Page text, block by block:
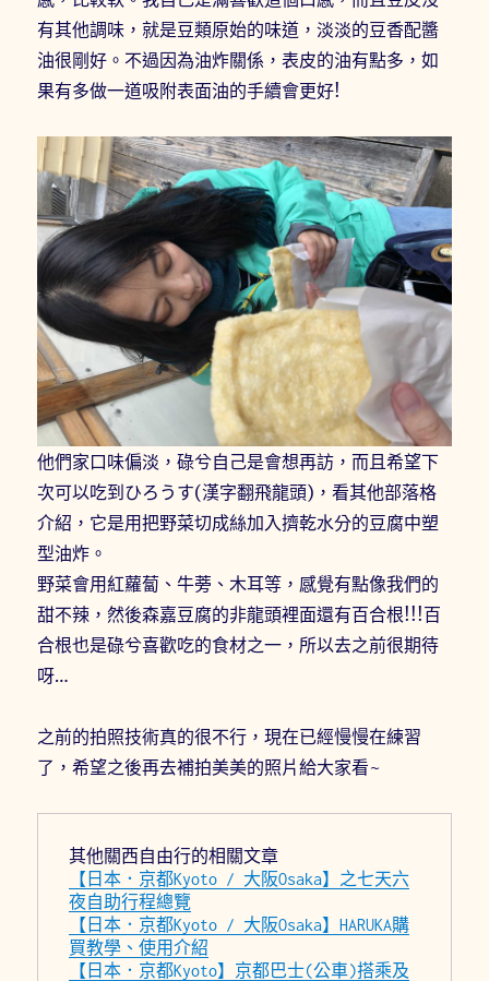
有其他調味，就是豆類原始的味道，淡淡的豆香配醬
油很剛好。不過因為油炸關係，表皮的油有點多，如
果有多做一道吸附表面油的手續會更好!
他們家口味偏淡，碌兮自己是會想再訪，而且希望下
次可以吃到ひろうす(漢字翻飛龍頭)，看其他部落格
介紹，它是用把野菜切成絲加入擠乾水分的豆腐中塑
型油炸。
野菜會用紅蘿蔔、牛蒡、木耳等，感覺有點像我們的
甜不辣，然後森嘉豆腐的非龍頭裡面還有百合根!!!百
合根也是碌兮喜歡吃的食材之一，所以去之前很期待
呀…
之前的拍照技術真的很不行，現在已經慢慢在練習
了，希望之後再去補拍美美的照片給大家看~
其他關西自由行的相關文章
【日本．京都Kyoto / 大阪Osaka】之七天六
夜自助行程總覽
【日本．京都Kyoto / 大阪Osaka】HARUKA購
買教學、使用介紹
【日本．京都Kyoto】京都巴士(公車)搭乘及